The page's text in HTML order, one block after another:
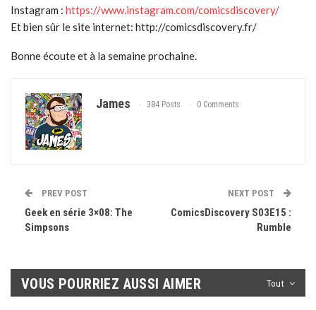
Instagram : https://www.instagram.com/comicsdiscovery/
Et bien sûr le site internet: http://comicsdiscovery.fr/
Bonne écoute et à la semaine prochaine.
James 384 Posts 0 Comments
PREV POST
Geek en série 3×08: The
Simpsons
NEXT POST
ComicsDiscovery S03E15 :
Rumble
Tout
VOUS POURRIEZ AUSSI AIMER